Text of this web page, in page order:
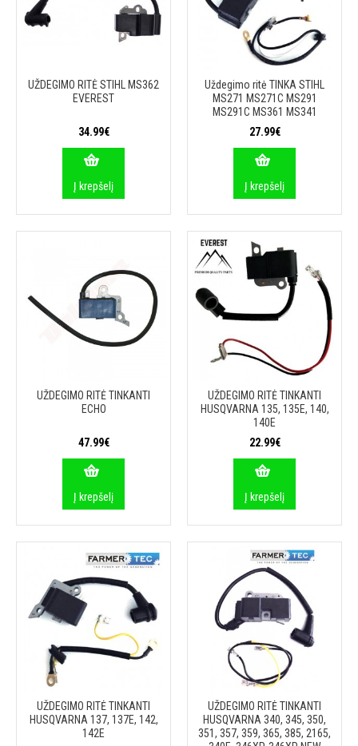
UŽDEGIMO RITĖ STIHL MS362
EVEREST
34.99€
Į krepšelį
Uždegimo ritė TINKA STIHL
MS271 MS271C MS291
MS291C MS361 MS341
27.99€
Į krepšelį
UŽDEGIMO RITĖ TINKANTI
ECHO
47.99€
Į krepšelį
UŽDEGIMO RITĖ TINKANTI
HUSQVARNA 135, 135E, 140,
140E
22.99€
Į krepšelį
UŽDEGIMO RITĖ TINKANTI
HUSQVARNA 137, 137E, 142,
142E
UŽDEGIMO RITĖ TINKANTI
HUSQVARNA 340, 345, 350,
351, 357, 359, 365, 385, 2165,